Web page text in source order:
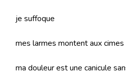
je suffoque
mes larmes montent aux cimes
ma douleur est une canicule